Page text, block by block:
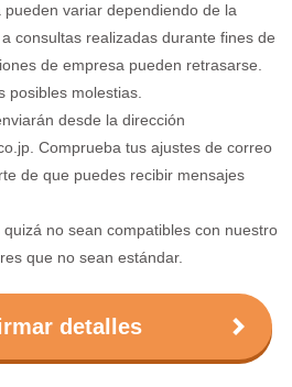
variar dependiendo de la
consultas realizadas durante fines de
de empresa pueden retrasarse.
posibles molestias.
desde la dirección
Comprueba tus ajustes de correo
de que puedes recibir mensajes
no sean compatibles con nuestro
que no sean estándar.
detalles